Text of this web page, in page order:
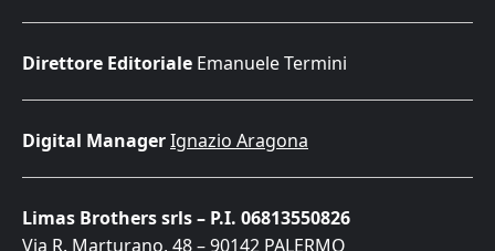
Direttore Editoriale Emanuele Termini
Digital ManagerIgnazio Aragona
Limas Brothers srls – P.I. 06813550826
Via R. Marturano, 48 – 90142 PALERMO